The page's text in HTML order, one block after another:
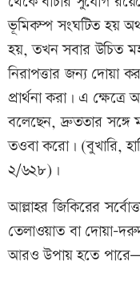
ভূমিকম্প সংঘটিত হয়
হয়, তখন সবার উচিত
নিরাপত্তার জন্য দোয়া
প্রার্থনা করা। এ
বলেছেন, দ্রুততার সঙ্গে
তওবা করো। (বুখারি,
২/৬২৮)।
আল্লাহর জিকিরের
তেলাওয়াত বা দোয়া-
আরও উপায় হতে পারে—